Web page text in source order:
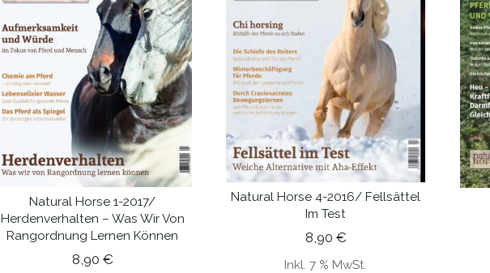
IN DEN WARENKORB
Natural Horse 1-2017/
Herdenverhalten – Was Wir Von
Rangordnung Lernen Können
8,90 €
IN DEN WARENKORB
Natural Horse 4-2016/ Fellsättel
Im Test
8,90 €
Inkl. 7 % MwSt.